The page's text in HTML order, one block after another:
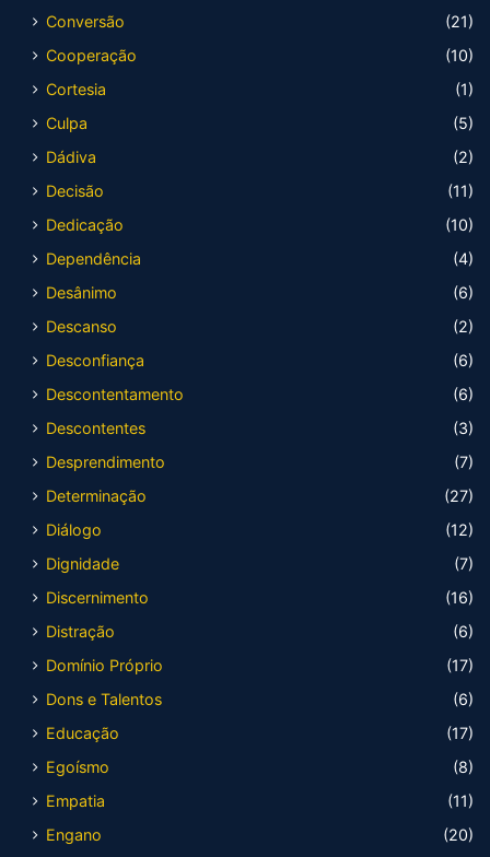
Conversão
(21)
Cooperação
(10)
Cortesia
(1)
Culpa
(5)
Dádiva
(2)
Decisão
(11)
Dedicação
(10)
Dependência
(4)
Desânimo
(6)
Descanso
(2)
Desconfiança
(6)
Descontentamento
(6)
Descontentes
(3)
Desprendimento
(7)
Determinação
(27)
Diálogo
(12)
Dignidade
(7)
Discernimento
(16)
Distração
(6)
Domínio Próprio
(17)
Dons e Talentos
(6)
Educação
(17)
Egoísmo
(8)
Empatia
(11)
Engano
(20)